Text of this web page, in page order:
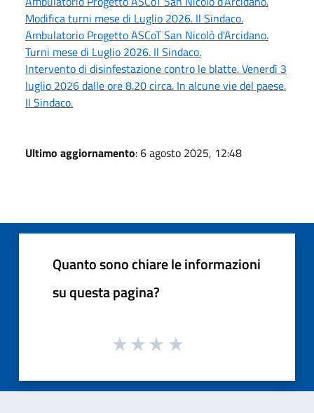
Modifica turni mese di Luglio 2026. Il Sindaco.
Ambulatorio Progetto ASCoT San Nicolò d'Arcidano.
Turni mese di Luglio 2026. Il Sindaco.
Intervento di disinfestazione contro le blatte. Venerdì 3
luglio 2026 dalle ore 8.20 circa. In alcune vie del paese.
Il Sindaco.
Ultimo aggiornamento: 6 agosto 2025, 12:48
Quanto sono chiare le informazioni
su questa pagina?